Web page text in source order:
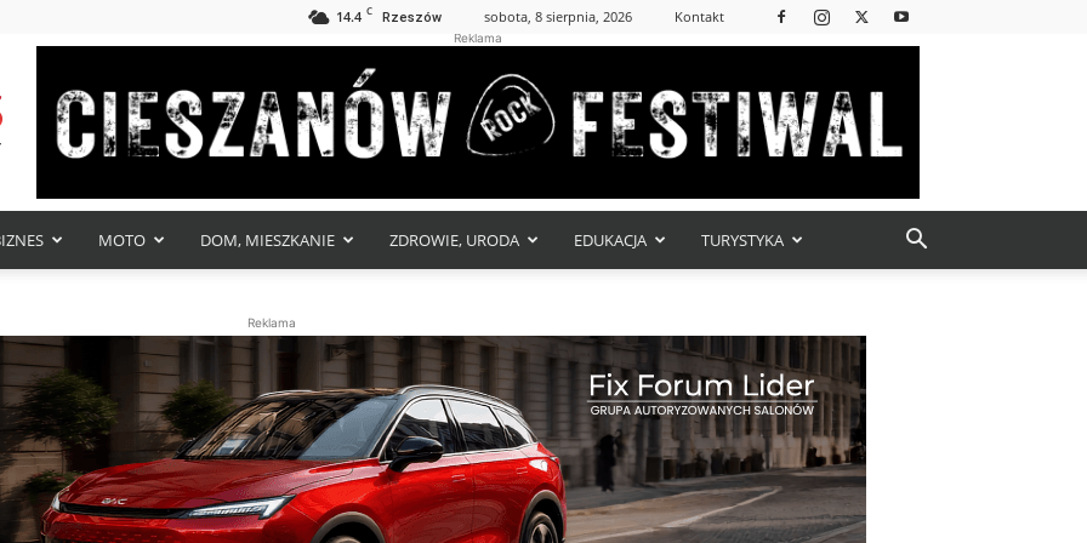
14.4 C Rzeszów sobota, 8 sierpnia, 2026 Kontakt
Reklama
MOTO DOM, MIESZKANIE ZDROWIE, URODA EDUKACJA TURYSTYKA
Reklama